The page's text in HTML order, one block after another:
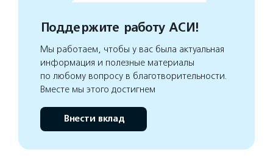
Поддержите работу АСИ!
Мы работаем, чтобы у вас была актуальная
информация и полезные материалы
по любому вопросу в благотворительности.
Вместе мы этого достигнем
Внести вклад